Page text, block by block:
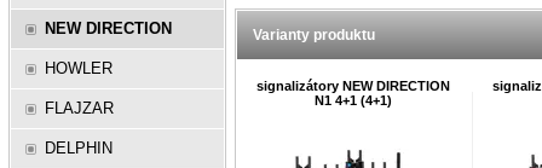
NEW DIRECTION
HOWLER
FLAJZAR
DELPHIN
Varianty produktu
signalizátory NEW DIRECTION
N1 4+1 (4+1)